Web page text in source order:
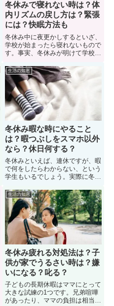
冬休みで寝れない時は？体
内リズムの戻し方は？緊張
には？快眠方法も
冬休み中に夜更かしするといざ、
学校が始まったら寝れないもので
す。事実、冬休みが明けて学校が
しのせいで、体内リズムが崩れて
眠れない日々に悩んでいる学生も
多い。でも、眠れないと困ります
よね。そこで、このページでは
「冬休みで寝れない時の対処法、
体内リズムの戻し方」について紹
介
生活の知恵
冬休み暇な時にやること
は？暇つぶしをスマホ以外
なら？休日何する？
冬休みといえば、連休ですが、暇
で何をしたらわからない、という
学生もいるでしょう。実際に冬休
んでいる高校生や中学生も多い。
では、冬休み暇な時にやることは
あるのか？ここではオススメの過
ごし方（自宅、外出先）を紹介。
暇つぶしはスマホ以外でも出来る
のです。ぜひ参考にしてみよう。
生活の知恵
冬休み疲れる対処法は？子
供が家でうるさい時は？嫌
いになる？叱る？
子どもの長期休暇はママにとって
大きな試練の1つです。兄弟喧嘩
があったり、ママの負担は相当な